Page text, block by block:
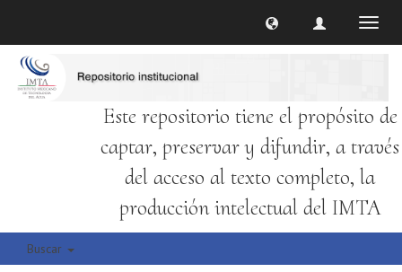
Este repositorio tiene el propósito de
captar, preservar y difundir, a través
del acceso al texto completo, la
producción intelectual del IMTA
Buscar